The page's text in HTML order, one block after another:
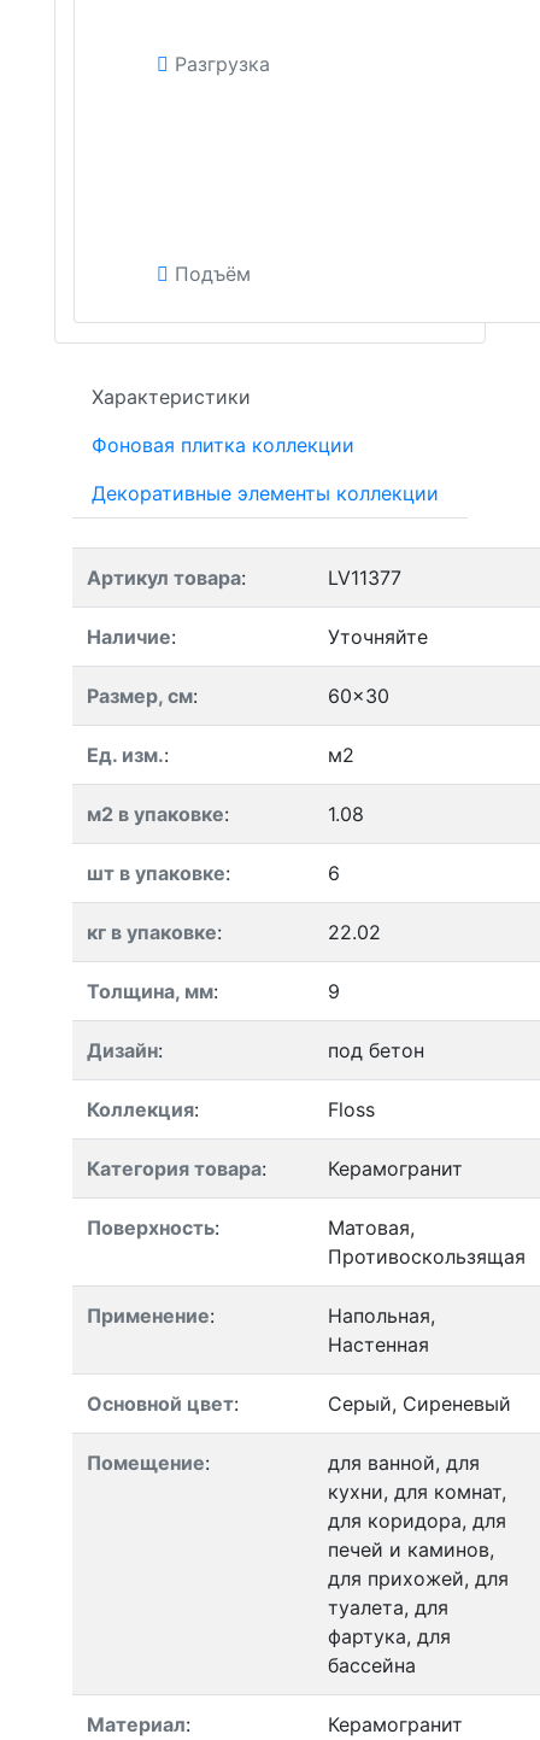
Разгрузка
Подъём
Характеристики
Фоновая плитка коллекции
Декоративные элементы коллекции
Артикул товара: LV11377
Наличие: Уточняйте
Размер, см: 60x30
Ед. изм.: м2
м2 в упаковке: 1.08
шт в упаковке: 6
кг в упаковке: 22.02
Толщина, мм: 9
Дизайн: под бетон
Коллекция: Floss
Категория товара: Керамогранит
Поверхность:
Матовая,
Противоскользящая
Применение:
Напольная,
Настенная
Основной цвет: Серый, Сиреневый
Помещение:
для ванной, для
кухни, для комнат,
для коридора, для
печей и каминов,
для прихожей, для
туалета, для
фартука, для
бассейна
Материал: Керамогранит